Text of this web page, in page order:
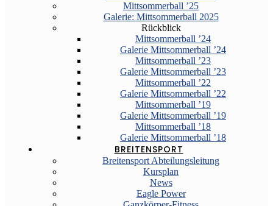
Mittsommerball ’25
Galerie: Mittsommerball 2025
Rückblick
Mittsommerball ’24
Galerie Mittsommerball ’24
Mittsommerball ’23
Galerie Mittsommerball ’23
Mittsommerball ’22
Galerie Mittsommerball ’22
Mittsommerball ’19
Galerie Mittsommerball ’19
Mittsommerball ’18
Galerie Mittsommerball ’18
BREITENSPORT
Breitensport Abteilungsleitung
Kursplan
News
Eagle Power